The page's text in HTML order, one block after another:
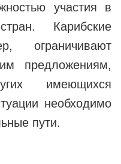
участия в
Карибские
ограничивают
предложениям,
имеющихся
необходимо
пути.